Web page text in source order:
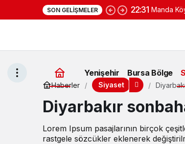
SON GELIŞMELER 22:31 Manda
Yenişehir Bursa Bölge
Haberler Siyaset
Diyarbakır
Lorem Ipsum pasajlarının birçok
rastgele sözcükler eklenerek